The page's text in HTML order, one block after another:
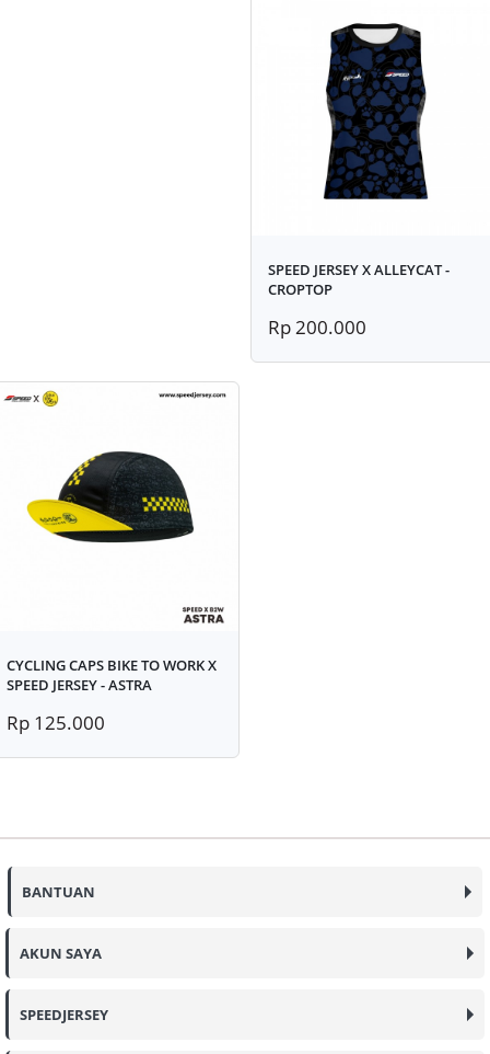
SPEED JERSEY X ALLEYCAT -
CROPTOP
Rp 200.000
CYCLING CAPS BIKE TO WORK X
SPEED JERSEY - ASTRA
Rp 125.000
BANTUAN
AKUN SAYA
SPEEDJERSEY